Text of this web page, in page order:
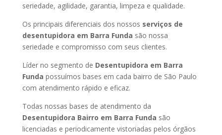
seriedade, agilidade, garantia, limpeza e qualidade.
Os principais diferenciais dos nossos serviços de
desentupidora em Barra Funda são nossa
seriedade e compromisso com seus clientes.
Líder no segmento de Desentupidora em Barra
Funda possuímos bases em cada bairro de São Paulo
com atendimento rápido e eficaz.
Todas nossas bases de atendimento da
Desentupidora Bairro em Barra Funda são
licenciadas e periodicamente vistoriadas pelos órgãos